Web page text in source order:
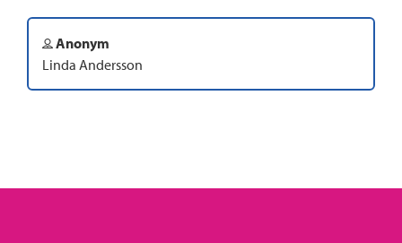
Anonym
Linda Andersson